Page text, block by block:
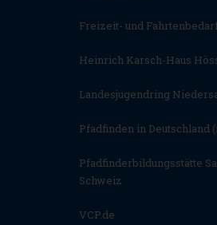
Freizeit- und
Heinrich Karsch-Haus
Landesjugendring
Pfadfinden in Deutschland
Pfadfinderbildungsstätte
Schweiz
VCP.de